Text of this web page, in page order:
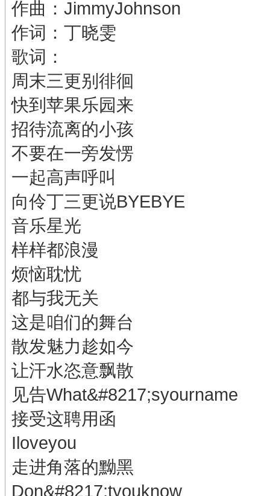
作曲：JimmyJohnson
作词：丁晓雯
歌词：
周末三更别徘徊
快到苹果乐园来
招待流离的小孩
不要在一旁发愣
一起高声呼叫
向伶丁三更说BYEBYE
音乐星光
样样都浪漫
烦恼耽忧
都与我无关
这是咱们的舞台
散发魅力趁如今
让汗水恣意飘散
见告What&#8217;syourname
接受这聘用函
Iloveyou
走进角落的黝黑
Don&#8217;tyouknow